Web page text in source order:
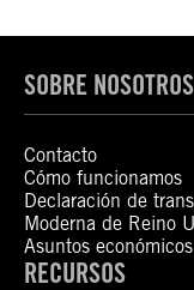
SOBRE NOSOTROS
Contacto
Cómo funcionamos
Declaración de
Moderna de Reino
Asuntos económicos
RECURSOS